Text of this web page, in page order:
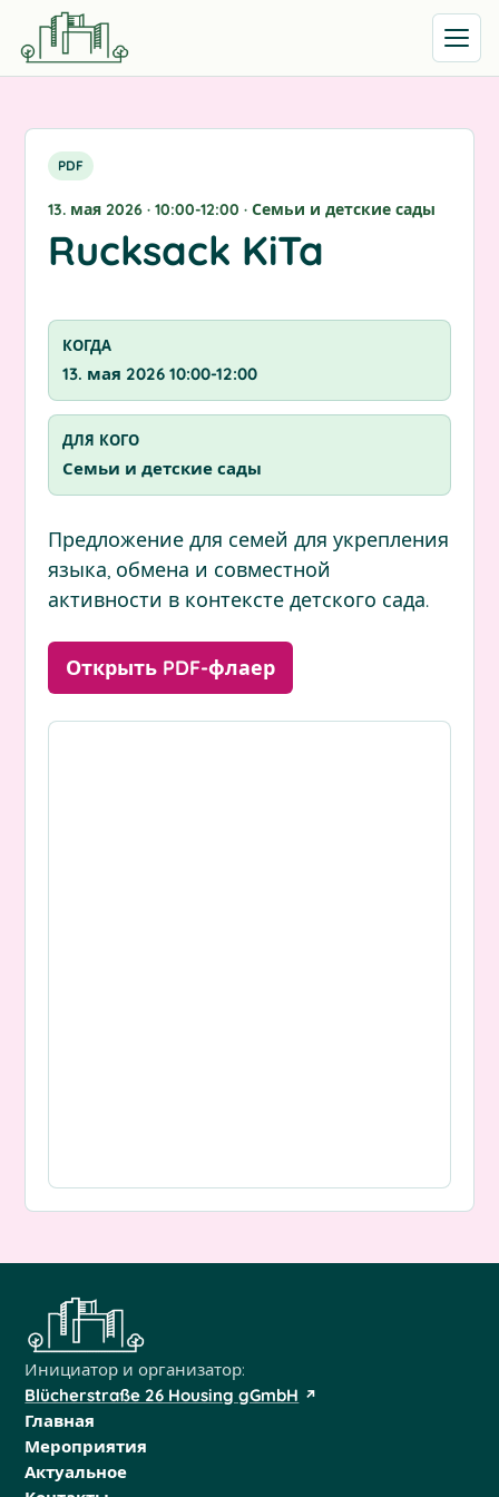
PDF
13. мая 2026 · 10:00-12:00 · Семьи и детские сады
Rucksack KiTa
КОГДА
13. мая 2026 10:00-12:00
ДЛЯ КОГО
Семьи и детские сады
Предложение для семей для укрепления
языка, обмена и совместной
активности в контексте детского сада.
Открыть PDF-флаер
Инициатор и организатор:
Blücherstraße 26 Housing gGmbH
Главная
Мероприятия
Актуальное